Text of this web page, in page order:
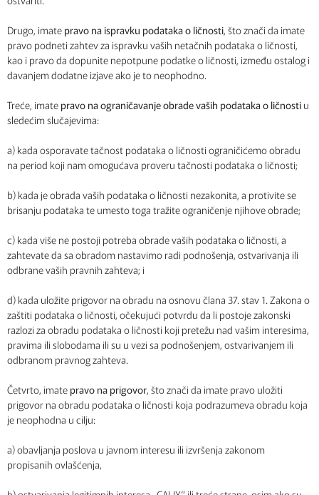
Drugo, imate pravo na ispravku podataka o ličnosti, što znači da imate
pravo podneti zahtev za ispravku vaših netačnih podataka o ličnosti,
kao i pravo da dopunite nepotpune podatke o ličnosti, između ostalog i
davanjem dodatne izjave ako je to neophodno.
Treće, imate pravo na ograničavanje obrade vaših podataka o ličnosti u
sledećim slučajevima:
a) kada osporavate tačnost podataka o ličnosti ograničićemo obradu
na period koji nam omogućava proveru tačnosti podataka o ličnosti;
b) kada je obrada vaših podataka o ličnosti nezakonita, a protivite se
brisanju podataka te umesto toga tražite ograničenje njihove obrade;
c) kada više ne postoji potreba obrade vaših podataka o ličnosti, a
zahtevate da sa obradom nastavimo radi podnošenja, ostvarivanja ili
odbrane vaših pravnih zahteva; i
d) kada uložite prigovor na obradu na osnovu člana 37. stav 1. Zakona o
zaštiti podataka o ličnosti, očekujući potvrdu da li postoje zakonski
razlozi za obradu podataka o ličnosti koji pretežu nad vašim interesima,
pravima ili slobodama ili su u vezi sa podnošenjem, ostvarivanjem ili
odbranom pravnog zahteva.
Četvrto, imate pravo na prigovor, što znači da imate pravo uložiti
prigovor na obradu podataka o ličnosti koja podrazumeva obradu koja
je neophodna u cilju:
a) obavljanja poslova u javnom interesu ili izvršenja zakonom
propisanih ovlašćenja,